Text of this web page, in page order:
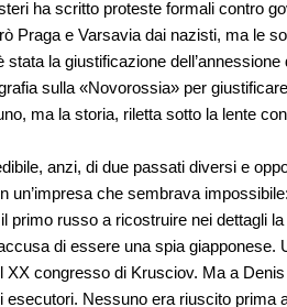
ha scritto proteste formali contro
Praga e Varsavia dai nazisti, ma le
la giustificazione
sulla «Novorossia» per
ma la storia, riletta sotto la lente
anzi, di due passati diversi e
che sembrava
russo a ricostruire nei dettagli
di essere una spia giapponese.
congresso di Krusciov. Ma a
Nessuno era riuscito prima